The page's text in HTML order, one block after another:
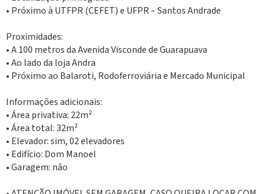
• Próximo à UTFPR (CEFET) e UFPR – Santos Andrade
Proximidades:
• A 100 metros da Avenida Visconde de Guarapuava
• Ao lado da loja Andra
• Próximo ao Balaroti, Rodoferroviária e Mercado Municipal
Informações adicionais:
• Área privativa: 22m²
• Área total: 32m²
• Elevador: sim, 02 elevadores
• Edifício: Dom Manoel
• Garagem: não